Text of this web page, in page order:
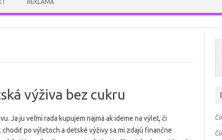
REKLAMA
výživa bez cukru
Ja ju veľmi rada kupujem najmä ak ideme na výlet, či
chodiť po výletoch a detské výživy sa mi zdajú finančne